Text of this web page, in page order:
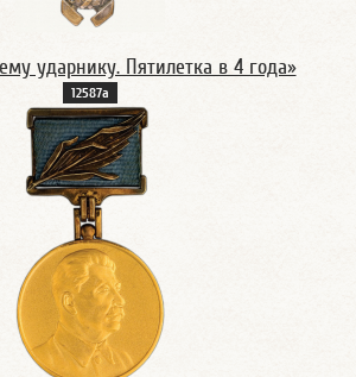
ударнику. Пятилетка в 4 года»
12587а